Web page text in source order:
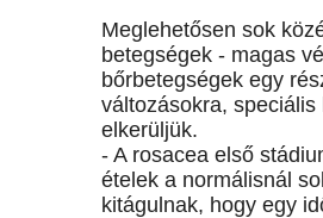
Meglehetősen sok
betegségek - magas
bőrbetegségek egy
változásokra,
elkerüljük.
- A rosacea első
ételek a normálisnál
kitágulnak, hogy egy